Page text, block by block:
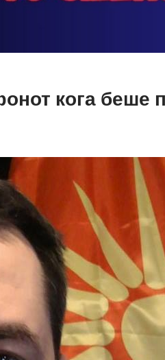
кога беше